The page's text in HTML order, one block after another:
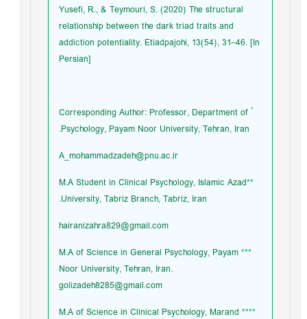
Yusefi, R., & Teymouri, S. (2020) The structural
relationship between the dark triad traits and
addiction potentiality. Etiadpajohi, 13(54), 31–46. [In
Persian]
Corresponding Author: Professor, Department of
Psychology, Payam Noor University, Tehran, Iran.
A_mohammadzadeh@pnu.ac.ir
**
M.A Student in Clinical Psychology, Islamic Azad
University, Tabriz Branch, Tabriz, Iran.
hairanizahra829@gmail.com
***
M.A of Science in General Psychology, Payam
Noor University, Tehran, Iran.
golizadeh8285@gmail.com
****
M.A of Science in Clinical Psychology, Marand